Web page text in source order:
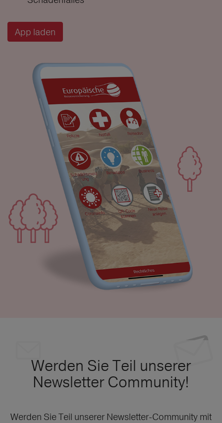
App laden
Werden Sie Teil unserer
Newsletter Community!
Werden Sie Teil unserer Newsletter-Community mit